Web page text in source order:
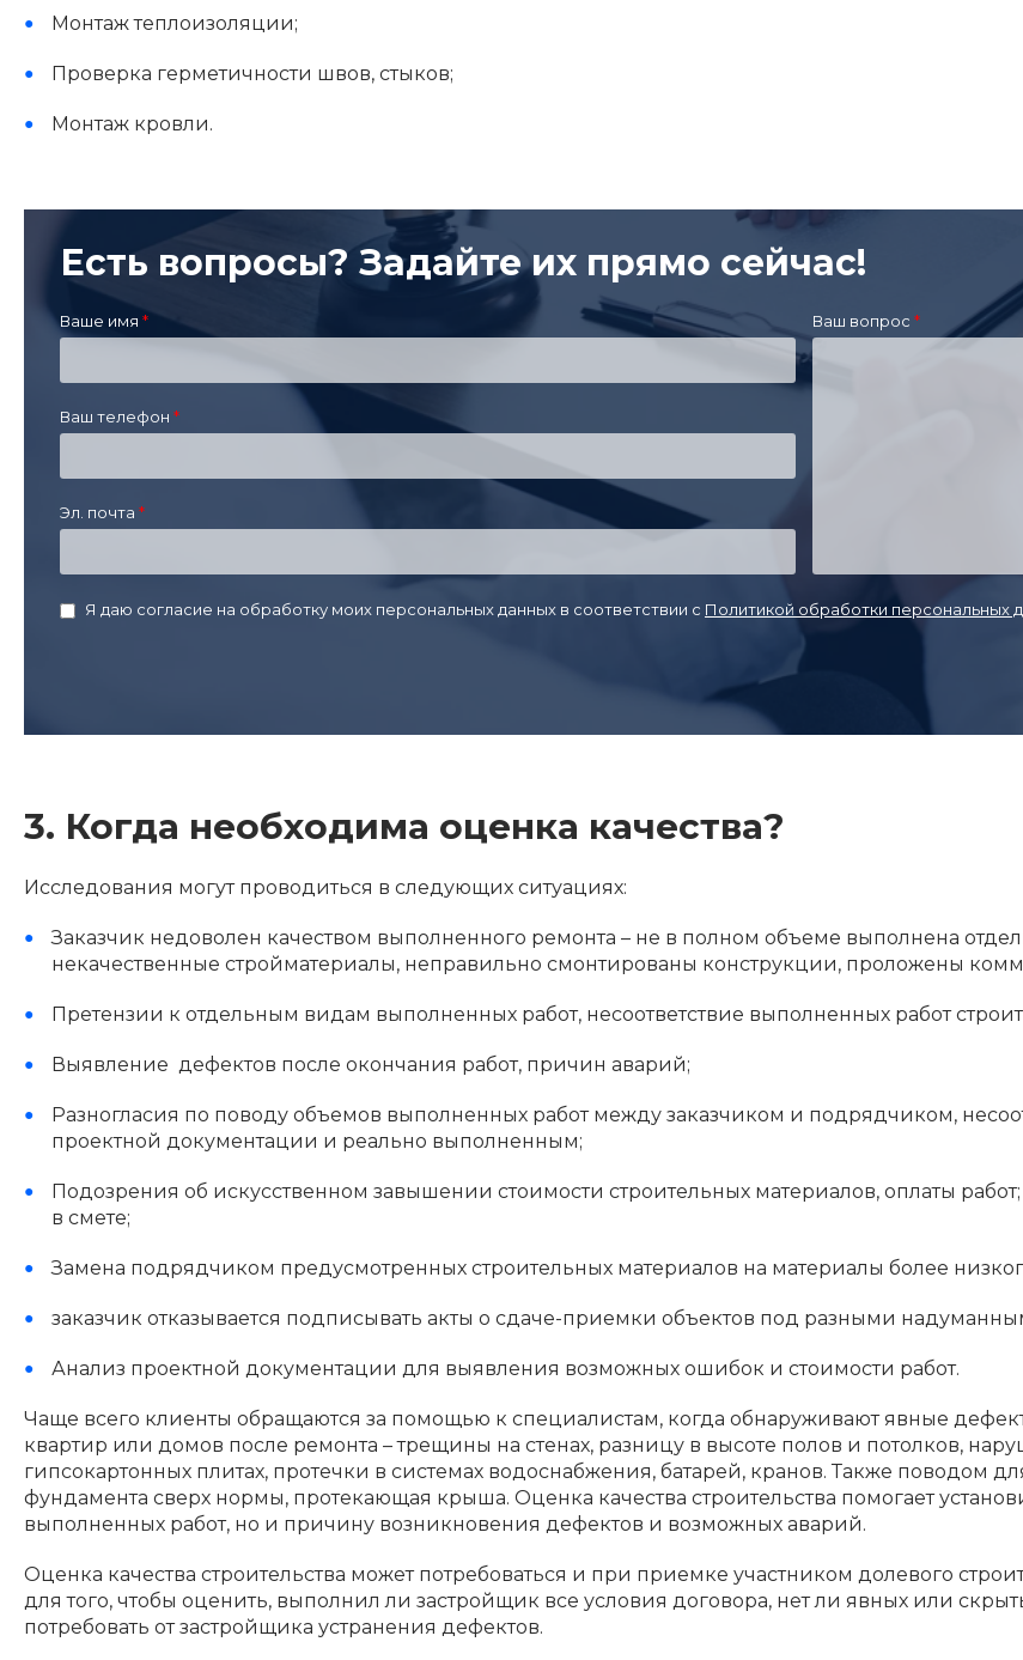
Монтаж теплоизоляции;
Проверка герметичности швов, стыков;
Монтаж кровли.
Есть вопросы? Задайте их прямо сейчас!
Ваше имя Ваш вопрос
Ваш телефон
Эл. почта
Я даю согласие на обработку моих персональных данных в соответствии с Политикой обработки персональных
3. Когда необходима оценка качества?
Исследования могут проводиться в следующих ситуациях:
Заказчик недоволен качеством выполненного ремонта – не в полном объеме выполнена
некачественные стройматериалы, неправильно смонтированы конструкции, проложены
Претензии к отдельным видам выполненных работ, несоответствие выполненных работ
Выявление дефектов после окончания работ, причин аварий;
Разногласия по поводу объемов выполненных работ между заказчиком и подрядчиком,
проектной документации и реально выполненным;
Подозрения об искусственном завышении стоимости строительных материалов, оплаты
в смете;
Замена подрядчиком предусмотренных строительных материалов на материалы более
заказчик отказывается подписывать акты о сдаче-приемки объектов под разными
Анализ проектной документации для выявления возможных ошибок и стоимости работ.
Чаще всего клиенты обращаются за помощью к специалистам, когда обнаруживают явные
квартир или домов после ремонта – трещины на стенах, разницу в высоте полов и потолков,
гипсокартонных плитах, протечки в системах водоснабжения, батарей, кранов. Также поводом
фундамента сверх нормы, протекающая крыша. Оценка качества строительства помогает
выполненных работ, но и причину возникновения дефектов и возможных аварий.
Оценка качества строительства может потребоваться и при приемке участником долевого
для того, чтобы оценить, выполнил ли застройщик все условия договора, нет ли явных или
потребовать от застройщика устранения дефектов.